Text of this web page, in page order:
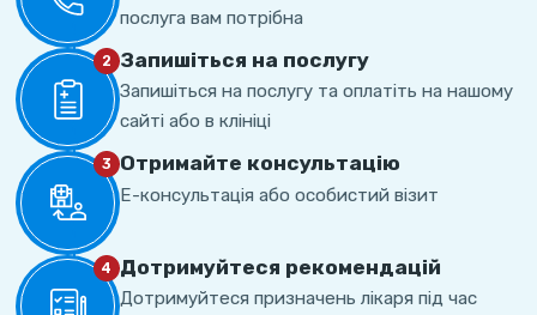
послуга вам потрібна
2 Запишіться на послугу
Запишіться на послугу та оплатіть на нашому
сайті або в клініці
3 Отримайте консультацію
Е-консультація або особистий візит
4 Дотримуйтеся рекомендацій
Дотримуйтеся призначень лікаря під час